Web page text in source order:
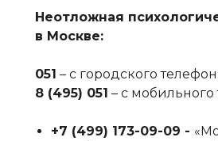
Неотложная
в Москве:
051 – с городского
8 (495) 051 – с мобильного
+7 (499) 173-09-09‬ -